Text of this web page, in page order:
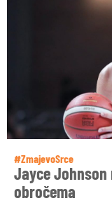
#ZmajevoSrce
Jayce Johnson
obročema